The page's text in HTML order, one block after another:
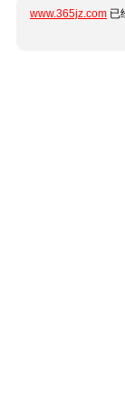
www.365jz.com 已